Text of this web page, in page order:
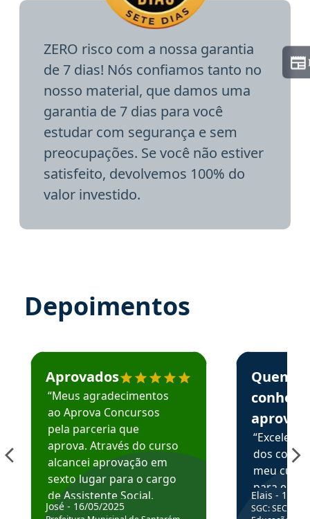
ZERO risco com a nossa garantia
de 7 dias! Nós confiamos tanto no
nosso material, que damos uma
garantia de 7 dias para você
estudar com segurança e sem
preocupações. Se você não estiver
satisfeito, devolvemos 100% do
valor investido.
Depoimentos
Estudante José recomenda o Aprova Concursos em
Aprovados
“Meus agradecimentos
ao Aprova Concursos
pela parceria que
aprova. Através do curso
alcancei aprovação em
sexto lugar para o cargo
de Assistente Social.
Hoje estou atuando na
José - 16/05/2025
Estudante
Quem
aprova
dos
meu
para
colocar
Elais - 15/
SGC: SEC BA